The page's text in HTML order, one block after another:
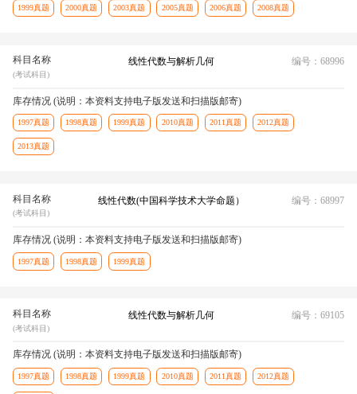
1999真题 2000真题 2003真题 2005真题 2006真题 2008真题
科目名称
(考试科目)
线性代数与解析几何 编号：68996
库存情况 (说明：本资料支持电子版发送和扫描版邮寄)
1997真题 1998真题 1999真题 2010真题 2011真题 2012真题
2013真题
科目名称
(考试科目)
线性代数(中国科学技术大学命题） 编号：68997
库存情况 (说明：本资料支持电子版发送和扫描版邮寄)
1997真题 1998真题 1999真题
科目名称
(考试科目)
线性代数与解析几何 编号：69105
库存情况 (说明：本资料支持电子版发送和扫描版邮寄)
1997真题 1998真题 1999真题 2010真题 2011真题 2012真题